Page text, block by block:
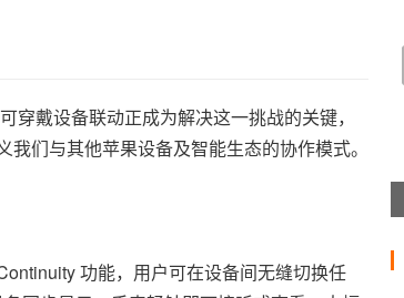
戴设备联动正成为解决这一挑战的关键，
我们与其他苹果设备及智能生态的协作模式。
功能，用户可在设备间无缝切换任